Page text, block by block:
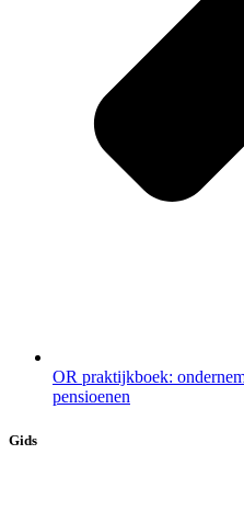
OR praktijkboek:
pensioenen
Gids